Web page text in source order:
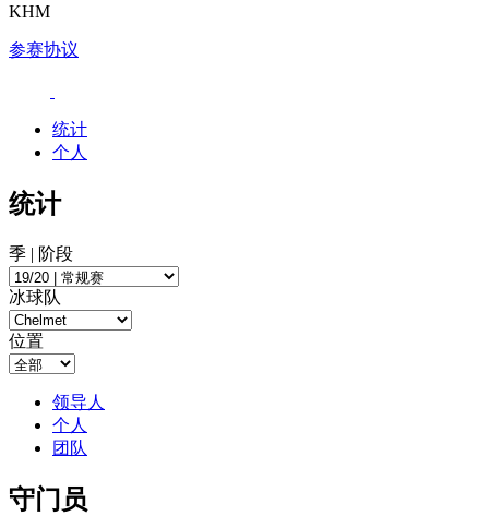
KHM
参赛协议
统计
个人
统计
季 | 阶段
冰球队
位置
领导人
个人
团队
守门员